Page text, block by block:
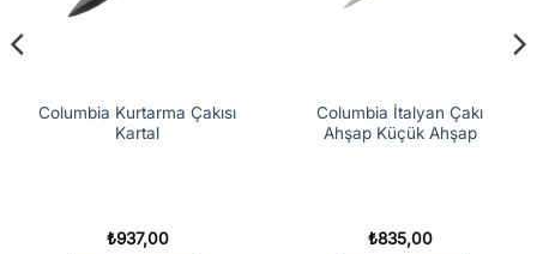
Columbia Kurtarma Çakısı
Kartal
₺937,00
Columbia İtalyan Çakı
Ahşap Küçük Ahşap
₺835,00